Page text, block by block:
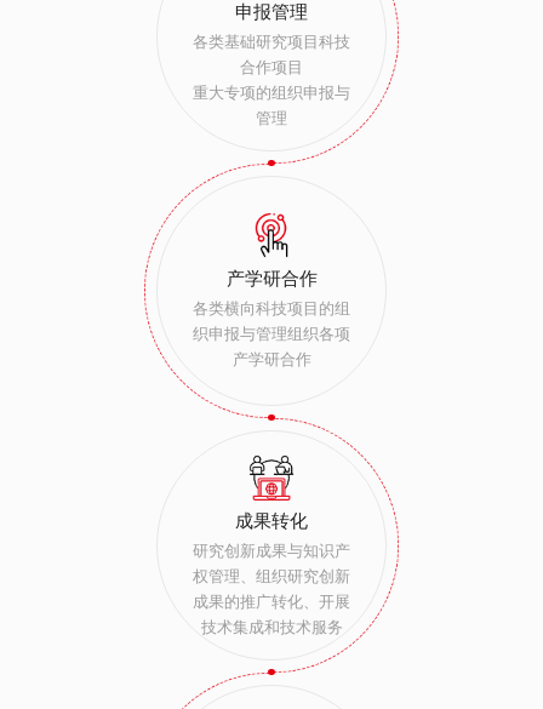
申报管理
各类基础研究项目科技
合作项目
重大专项的组织申报与
管理
产学研合作
各类横向科技项目的组
织申报与管理组织各项
产学研合作
成果转化
研究创新成果与知识产
权管理、组织研究创新
成果的推广转化、开展
技术集成和技术服务